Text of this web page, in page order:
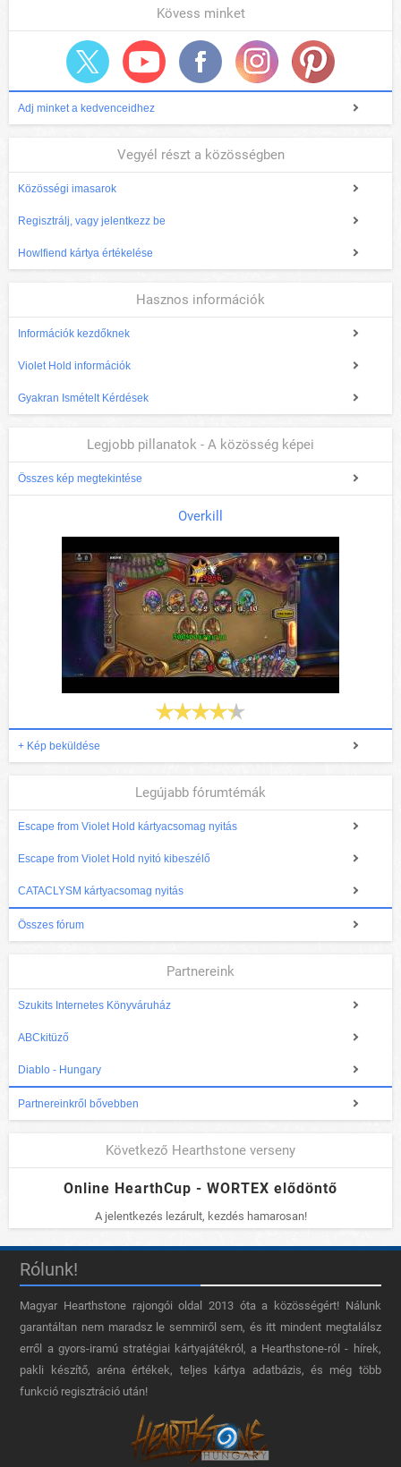
Kövess minket
Adj minket a kedvenceidhez
Vegyél részt a közösségben
Közösségi imasarok
Regisztrálj, vagy jelentkezz be
Howlfiend kártya értékelése
Hasznos információk
Információk kezdőknek
Violet Hold információk
Gyakran Ismételt Kérdések
Legjobb pillanatok - A közösség képei
Összes kép megtekintése
Overkill
+ Kép beküldése
Legújabb fórumtémák
Escape from Violet Hold kártyacsomag nyitás
Escape from Violet Hold nyitó kibeszélő
CATACLYSM kártyacsomag nyitás
Összes fórum
Partnereink
Szukits Internetes Könyváruház
ABCkitüző
Diablo - Hungary
Partnereinkről bővebben
Következő Hearthstone verseny
Online HearthCup - WORTEX elődöntő
A jelentkezés lezárult, kezdés hamarosan!
Rólunk!
Magyar Hearthstone​ rajongói oldal 2013 óta a közösségért! Nálunk
garantáltan nem maradsz le semmiről sem, és itt mindent megtalálsz
erről a gyors-iramú stratégiai kártyajátékról, a Hearthstone-ról - hírek,
pakli készítő, aréna értékek, teljes kártya adatbázis, és még több
funkció regisztráció után!